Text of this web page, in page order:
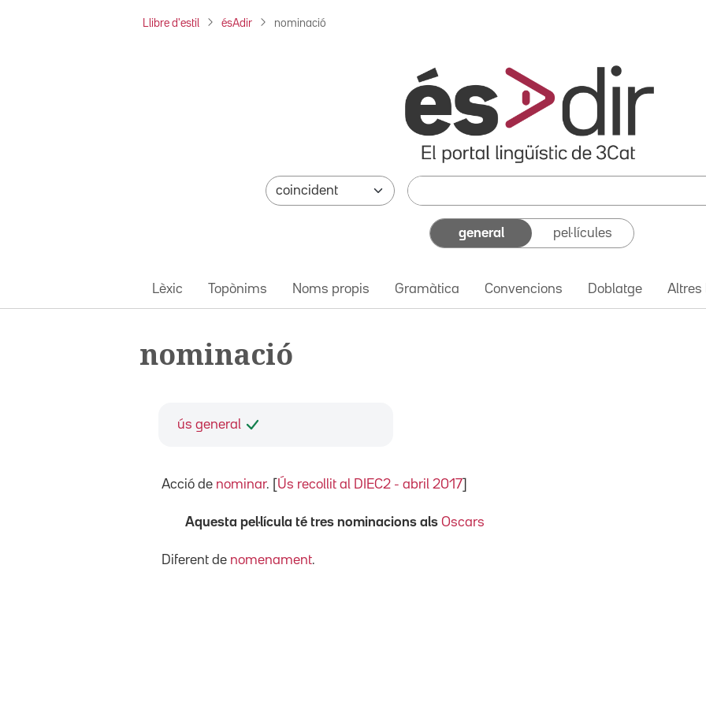
Llibre d'estil ésAdir nominació
general pel·lícules
Lèxic Topònims Noms propis Gramàtica Convencions Doblatge Altres
nominació
ús general
Acció de nominar. [ Ús recollit al DIEC2 - abril 2017
Aquesta pel·lícula té tres nominacions als Oscars
Diferent de nomenament.